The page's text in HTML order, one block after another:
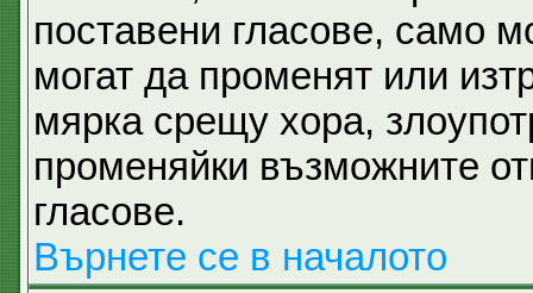
поставени гласове, само
могат да променят или
мярка срещу хора,
променяйки възможните
гласове.
Върнете се в началото